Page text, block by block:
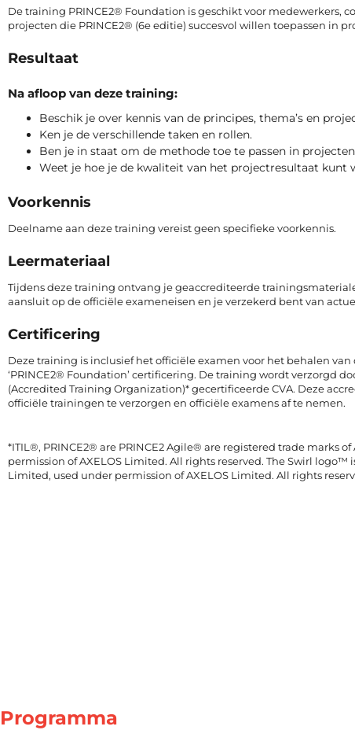
De training PRINCE2® Foundation is geschikt voor medewerkers,
projecten die PRINCE2® (6e editie) succesvol willen toepassen in
Resultaat
Na afloop van deze training:
Beschik je over kennis van de principes, thema’s en
Ken je de verschillende taken en rollen.
Ben je in staat om de methode toe te passen in
Weet je hoe je de kwaliteit van het projectresultaat kunt
Voorkennis
Deelname aan deze training vereist geen specifieke voorkennis.
Leermateriaal
Tijdens deze training ontvang je geaccrediteerde
aansluit op de officiële exameneisen en je verzekerd bent van
Certificering
Deze training is inclusief het officiële examen voor het behalen
‘PRINCE2® Foundation’ certificering. De training wordt verzorgd
(Accredited Training Organization)* gecertificeerde CVA. Deze
officiële trainingen te verzorgen en officiële examens af te nemen.
*ITIL®, PRINCE2® are PRINCE2 Agile® are registered trade marks
permission of AXELOS Limited. All rights reserved. The Swirl logo™
Limited, used under permission of AXELOS Limited. All rights
Programma